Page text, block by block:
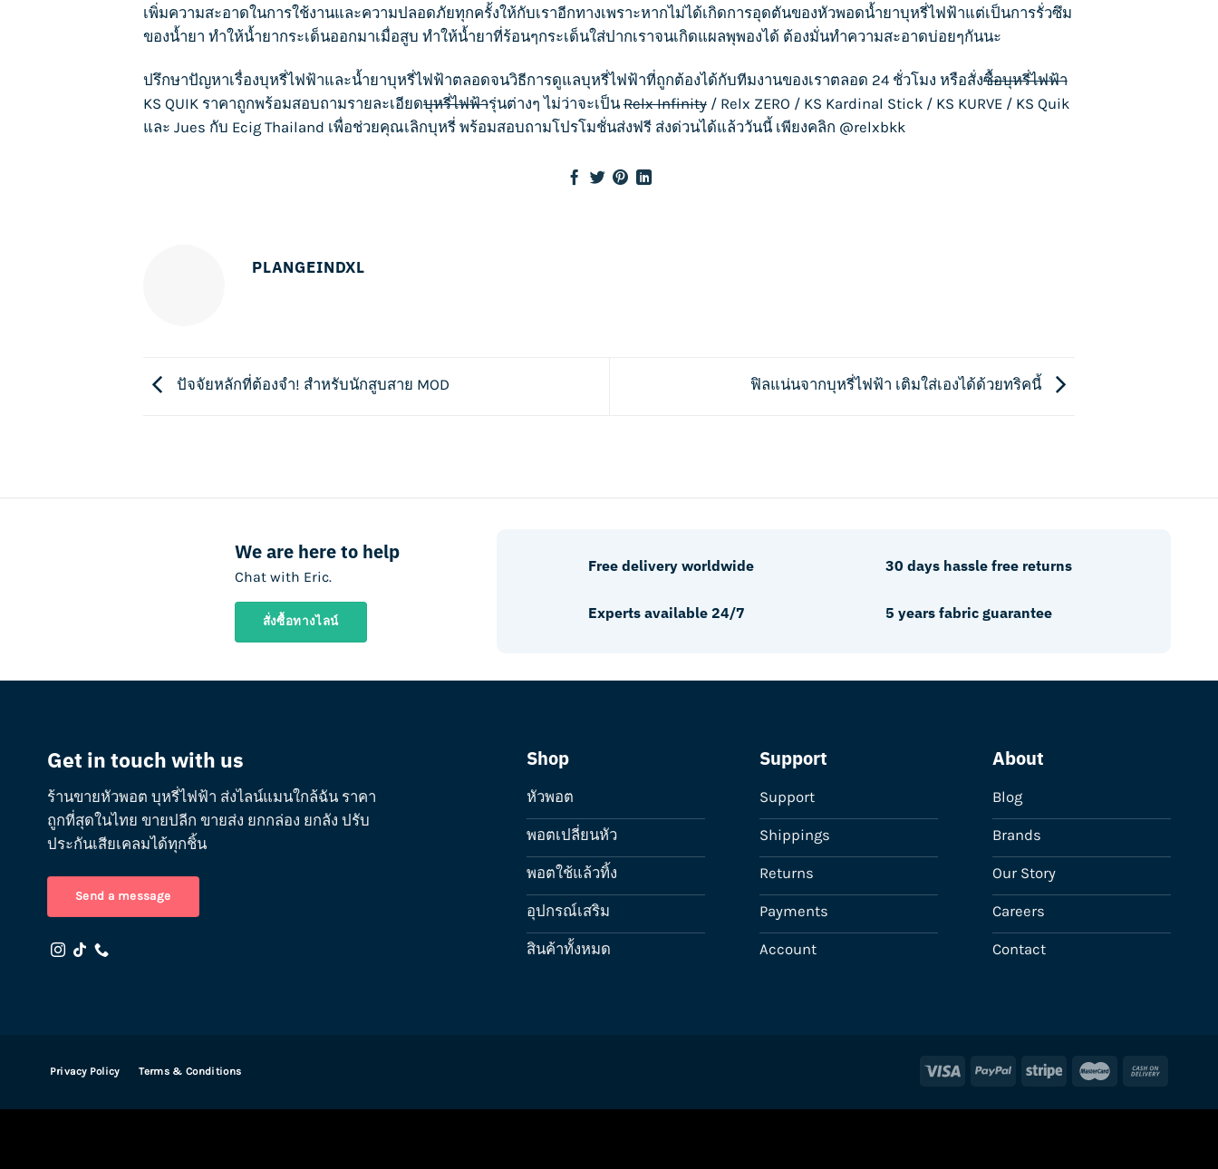
เพิ่มความสะอาดในการใช้งานและความปลอดภัยทุกครั้งให้กับเราอีกทางเพราะหากไม่ได้เกิดการอุดตันของหัวพอดน้ำยาบุหรี่ไฟฟ้าแต่เป็นการรั่วซึม
ของน้ำยา ทำให้น้ำยากระเด็นออกมาเมื่อสูบ ทำให้น้ำยาที่ร้อนๆกระเด็นใส่ปากเราจนเกิดแผลพุพองได้ ต้องมั่นทำความสะอาดบ่อยๆกันนะ
ปรึกษาปัญหาเรื่องบุหรี่ไฟฟ้าและน้ำยาบุหรี่ไฟฟ้าตลอดจนวิธีการดูแลบุหรี่ไฟฟ้าที่ถูกต้องได้กับทีมงานของเราตลอด 24 ชั่วโมง หรือสั่งซื้อบุหรี่ไฟฟ้า
KS QUIKราคาถูกพร้อมสอบถามรายละเอียดบุหรี่ไฟฟ้ารุ่นต่างๆ ไม่ว่าจะเป็นRelx Infinity/ Relx ZERO / KS Kardinal Stick/ KS KURVE/ KS Quik
และ Jues กับ Ecig Thailand เพื่อช่วยคุณเลิกบุหรี่ พร้อมสอบถามโปรโมชั่นส่งฟรี ส่งด่วนได้แล้ววันนี้ เพียงคลิก @relxbkk
PLANGEINDXL
ปัจจัยหลักที่ต้องจำ! สำหรับนักสูบสาย MOD ฟิลแน่นจากบุหรี่ไฟฟ้า เติมใส่เองได้ด้วยทริคนี้
We are here to help
Chat with Eric.
สั่งซื้อทางไลน์
Free delivery worldwide
Experts available 24/7
30 days hassle free returns
5 years fabric guarantee
Get in touch with us
ร้านขายหัวพอต บุหรี่ไฟฟ้า ส่งไลน์แมนใกล้ฉัน ราคา
ถูกที่สุดในไทย ขายปลีก ขายส่ง ยกกล่อง ยกลัง ปรับ
ประกันเสียเคลมได้ทุกชิ้น
Send a message
Shop
หัวพอต
พอตเปลี่ยนหัว
พอตใช้แล้วทิ้ง
อุปกรณ์เสริม
สินค้าทั้งหมด
Support
Support
Shippings
Returns
Payments
Account
About
Blog
Brands
Our Story
Careers
Contact
Privacy Policy Terms & Conditions